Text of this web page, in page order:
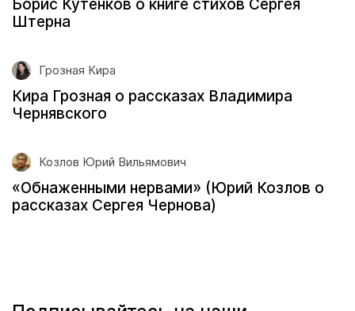
Борис Кутенков о книге стихов Сергея
Штерна
Грозная Кира
Кира Грозная о рассказах Владимира
Чернявского
Козлов Юрий Вильямович
«Обнаженными нервами» (Юрий Козлов о
рассказах Сергея Чернова)